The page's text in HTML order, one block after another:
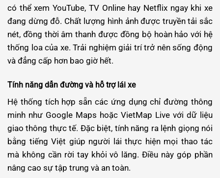
có thể xem YouTube, TV Online hay Netflix ngay khi xe
đang dừng đỗ. Chất lượng hình ảnh được truyền tải sắc
nét, đồng thời âm thanh được đồng bộ hoàn hảo với hệ
thống loa của xe. Trải nghiệm giải trí trở nên sống động
và đẳng cấp hơn bao giờ hết.
Tính năng dẫn đường và hỗ trợ lái xe
Hệ thống tích hợp sẵn các ứng dụng chỉ đường thông
minh như Google Maps hoặc VietMap Live với dữ liệu
giao thông thực tế. Đặc biệt, tính năng ra lệnh giọng nói
bằng tiếng Việt giúp người lái thực hiện mọi thao tác
mà không cần rời tay khỏi vô lăng. Điều này góp phần
nâng cao sự tập trung và an toàn.